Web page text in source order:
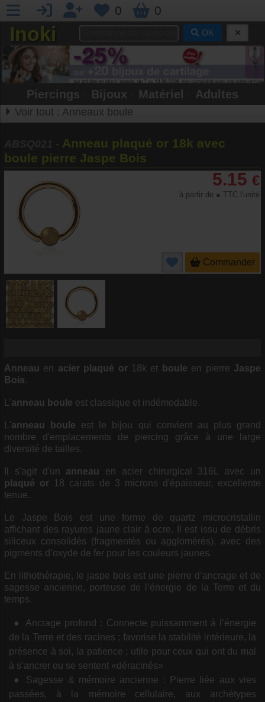
0 0
Inoki OK
Piercings Bijoux Matériel Adultes
Voir tout : Anneaux boule
Anneau plaqué or 18k avec
boule pierre Jaspe Bois
5.15 €
à partir de ● TTC l'unité
Commander
Anneau en acier plaqué or18k et boule en pierre Jaspe
Bois.
L'anneau boule est classique et indémodable.
L'anneau boule est le bijou qui convient au plus grand
nombre d'emplacements de piercing grâce à une large
diversité de tailles.
Il s'agit d'un anneau
en acier chirurgical 316L avec un
plaqué or 18 carats de 3 microns d'épaisseur, excellente
tenue.
Le Jaspe Bois est une forme de quartz microcristallin
affichant des rayures jaune clair à ocre. Il est issu de débris
siliceux consolidés (fragmentés ou agglomérés), avec des
pigments d’oxyde de fer pour les couleurs jaunes.
En lithothérapie, le jaspe bois est une pierre d’ancrage et de
sagesse ancienne, porteuse de l’énergie de la Terre et du
temps.
Ancrage profond : Connecte puissamment à l’énergie
de la Terre et des racines ; favorise la stabilité intérieure, la
présence à soi, la patience ; utile pour ceux qui ont du mal
à s’ancrer ou se sentent «déracinés»
Sagesse & mémoire ancienne : Pierre liée aux vies
passées, à la mémoire cellulaire, aux archétypes